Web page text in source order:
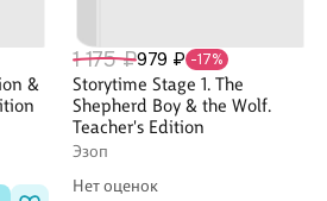
&
1 175 ₽979 ₽ -17%
Storytime Stage 1. The
Shepherd Boy & the Wolf.
Teacher's Edition
Эзоп
Нет оценок